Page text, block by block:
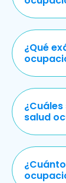
¿Qué
salud